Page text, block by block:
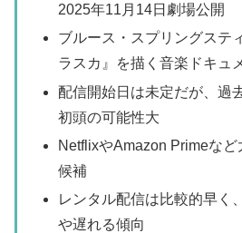
2025年11月14日劇場公開
ブルース・スプリングステ
ラスカ』を描く音楽ドキュ
配信開始日は未定だが、過
初頭の可能性大
NetflixやAmazon Primeな
候補
レンタル配信は比較的早く
や遅れる傾向